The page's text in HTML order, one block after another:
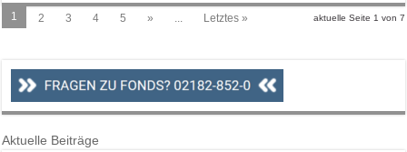
aktuelle Seite 1 von 7
1 2 3 4 5 » ... Letztes »
Aktuelle Beiträge